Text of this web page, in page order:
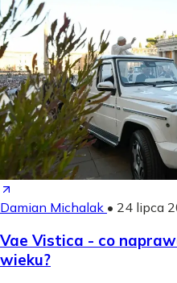
Damian Michalak • 24 lipca
Vae Vistica - co
wieku?